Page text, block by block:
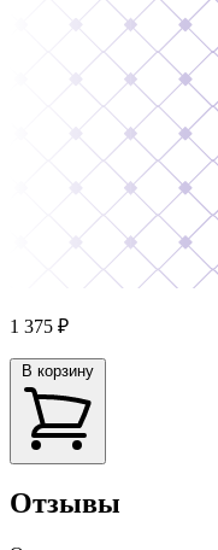
1 375 ₽
В корзину
Отзывы